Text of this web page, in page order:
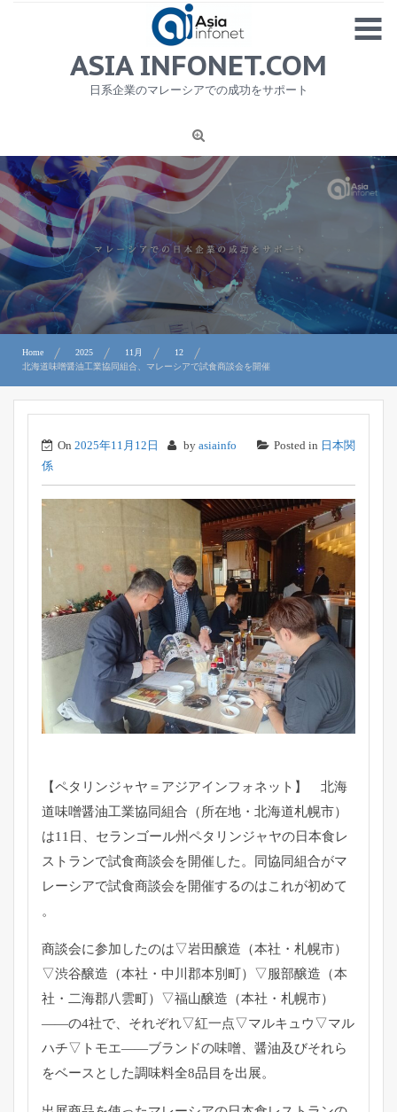
MENU
1
ニュース
労務サービス
プライバシーポリシー及び著作権について
お問合せ
ASIA INFONET.COM
日系企業のマレーシアでの成功をサポート
Home 2025 11月
12
北海道味噌醤油工業協同組合、マレーシアで試食商談会を開催
On 2025年11月12日 by asiainfo Posted in 日本関
係
【ペタリンジャヤ＝アジアインフォネット】 北海
道味噌醤油工業協同組合（所在地・北海道札幌市）
は11日、 セランゴール州ペタリンジャヤの日本食レ
ストランで試食商談会を開催した。
同協同組合がマ
レーシアで試食商談会を開催するのはこれが初めて
。
商談会に参加したのは▽岩田醸造（本社・札幌市）
▽渋谷醸造（本社・中川郡本別町）▽服部醸造（本
社・二海郡八雲町）▽福山醸造（本社・札幌市）
――の4社で、それぞれ▽紅一点▽マルキュウ▽マル
ハチ▽トモエ――ブランドの味噌、 醤油及びそれら
をベースとした調味料全8品目を出展。